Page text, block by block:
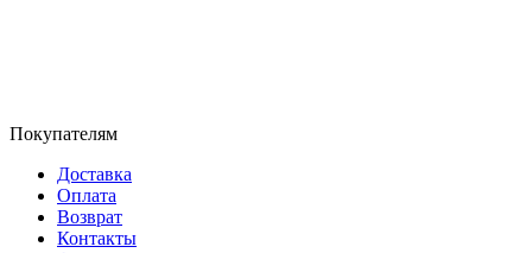
Покупателям
Доставка
Оплата
Возврат
Контакты